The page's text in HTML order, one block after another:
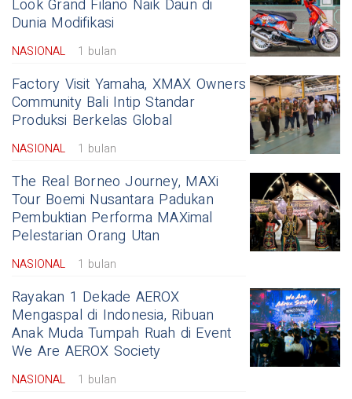
Look Grand Filano Naik Daun di
Dunia Modifikasi
NASIONAL 1 bulan
Factory Visit Yamaha, XMAX Owners
Community Bali Intip Standar
Produksi Berkelas Global
NASIONAL 1 bulan
The Real Borneo Journey, MAXi
Tour Boemi Nusantara Padukan
Pembuktian Performa MAXimal
Pelestarian Orang Utan
NASIONAL 1 bulan
Rayakan 1 Dekade AEROX
Mengaspal di Indonesia, Ribuan
Anak Muda Tumpah Ruah di Event
We Are AEROX Society
NASIONAL 1 bulan